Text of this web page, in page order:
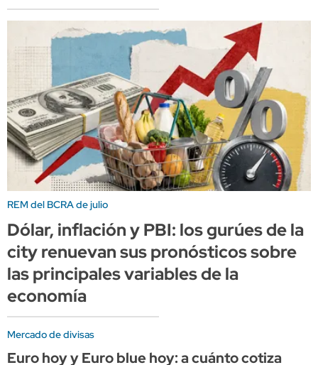
REM del BCRA de julio
Dólar, inflación y PBI: los gurúes de la
city renuevan sus pronósticos sobre
las principales variables de la
economía
Mercado de divisas
Euro hoy y Euro blue hoy: a cuánto cotiza